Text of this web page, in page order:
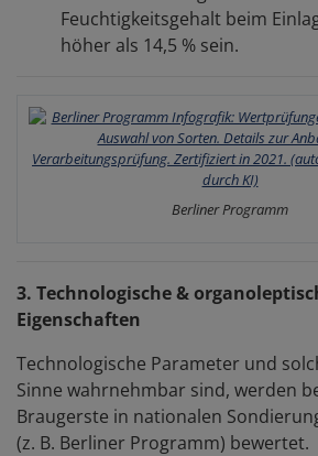
Feuchtigkeitsgehalt beim
höher als 14,5 % sein.
Berliner Programm
3. Technologische &
Eigenschaften
Technologische Parameter und
Sinne wahrnehmbar sind, werden
Braugerste in nationalen
(z. B. Berliner Programm) bewertet.